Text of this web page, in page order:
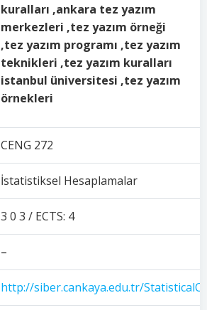
kuralları ,ankara tez yazım
merkezleri ,tez yazım örneği
,tez yazım programı ,tez yazım
teknikleri ,tez yazım kuralları
istanbul üniversitesi ,tez yazım
örnekleri
CENG 272
İstatistiksel Hesaplamalar
3 0 3 / ECTS: 4
–
http://siber.cankaya.edu.tr/